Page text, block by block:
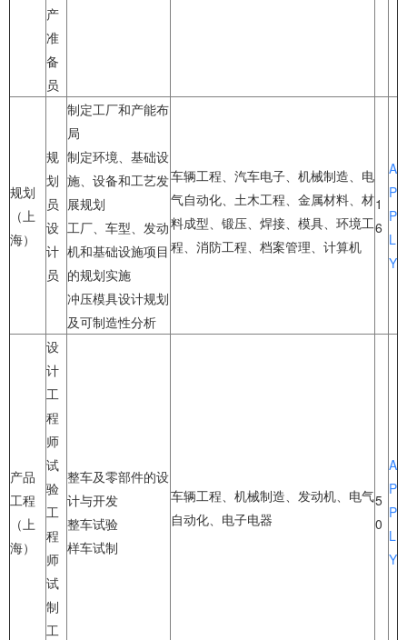
产
准
备
员
规划
（上
海）
规
划
员
设
计
员
制定工厂和产能布
局
制定环境、基础设
施、设备和工艺发
展规划
工厂、车型、发动
机和基础设施项目
的规划实施
冲压模具设计规划
及可制造性分析
车辆工程、汽车电子、机械制造、电
气自动化、土木工程、金属材料、材
料成型、锻压、焊接、模具、环境工
程、消防工程、档案管理、计算机
1
6
A
P
P
L
Y
产品
工程
（上
海）
设
计
工
程
师
试
验
工
程
师
试
制
工
整车及零部件的设
计与开发
整车试验
样车试制
车辆工程、机械制造、发动机、电气
自动化、电子电器
5
0
A
P
P
L
Y